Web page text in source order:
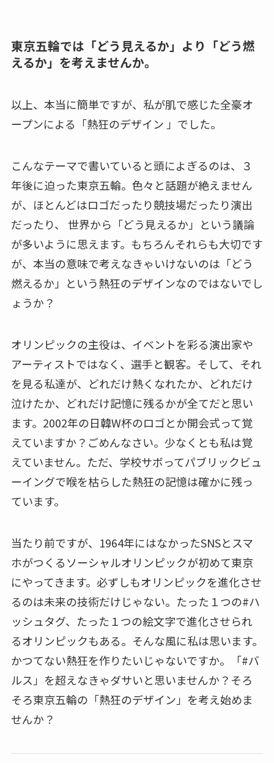
東京五輪では「どう見えるか」より「どう燃
えるか」を考えませんか。
以上、本当に簡単ですが、私が肌で感じた全豪オ
ープンによる「熱狂のデザイン 」でした。
こんなテーマで書いていると頭によぎるのは、３
年後に迫った東京五輪。色々と話題が絶えません
が、ほとんどはロゴだったり競技場だったり演出
だったり、 世界から「どう見えるか」という議論
が多いように思えます。もちろんそれらも大切です
が、本当の意味で考えなきゃいけないのは「どう
燃えるか」という熱狂のデザインなのではないでし
ょうか？
オリンピックの主役は、イベントを彩る演出家や
アーティストではなく、選手と観客。そして、それ
を見る私達が、どれだけ熱くなれたか、どれだけ
泣けたか、どれだけ記憶に残るかが全てだと思い
ます。2002年の日韓W杯のロゴとか開会式って覚
えていますか？ごめんなさい。少なくとも私は覚
えていません。ただ、学校サボってパブリックビュ
ーイングで喉を枯らした熱狂の記憶は確かに残っ
ています。
当たり前ですが、1964年にはなかったSNSとスマ
ホがつくるソーシャルオリンピックが初めて東京
にやってきます。必ずしもオリンピックを進化させ
るのは未来の技術だけじゃない。たった１つの#ハ
ッシュタグ、たった１つの絵文字で進化させられ
るオリンピックもある。そんな風に私は思います。
かつてない熱狂を作りたいじゃないですか。「#バ
ルス」を超えなきゃダサいと思いませんか？そろ
そろ東京五輪の「熱狂のデザイン」を考え始めま
せんか？